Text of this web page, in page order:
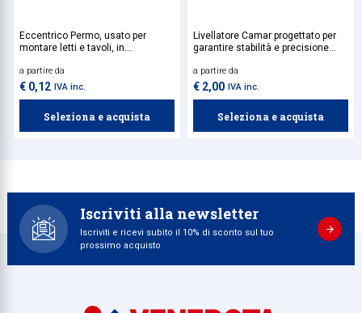
Eccentrico Permo, usato per
montare letti e tavoli, in
eccentrico Permo.
a partire da
€ 0,12 IVA inc.
Seleziona e acquista
Livellatore Camar progettato per
garantire stabilità e precisione
strutture.
a partire da
€ 2,00 IVA inc.
Seleziona e acquista
Iscriviti alla newsletter
Iscriviti e ricevi subito il 10% di sconto sul tuo
prossimo acquisto